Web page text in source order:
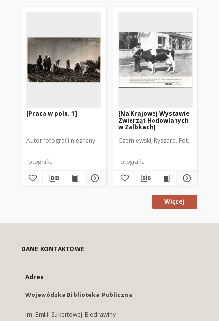
[Praca w polu. 1]
Autor fotografii nieznany
fotografia
[Na Krajowej Wystawie
Zwierząt Hodowlanych
w Zalbkach]
Czerniewski, Ryszard. Fot.
fotografia
Więcej
DANE KONTAKTOWE
Adres
Wojewódzka Biblioteka Publiczna
im. Emilii Sukertowej-Biedrawiny